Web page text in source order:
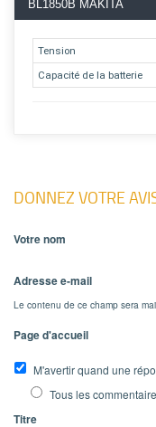
BL1850B MAKITA
Tension
Capacité de la batterie
DONNEZ VOTRE
Votre nom
Adresse e-mail
Le contenu de ce champ sera
Page d'accueil
M'avertir quand une
Tous les
Titre